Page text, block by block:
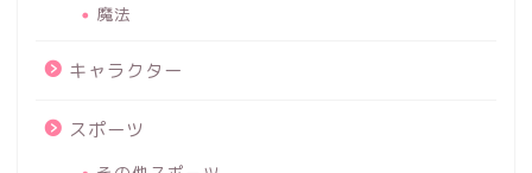
魔法
キャラクター
スポーツ